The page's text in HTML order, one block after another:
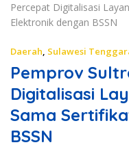
Percepat Digitalisasi
Elektronik dengan BSSN
Daerah, Sulawesi
Pemprov
Digitalisasi
Sama
BSSN